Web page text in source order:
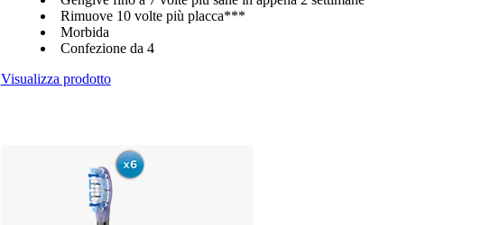
Rimuove 10 volte più placca***
Morbida
Confezione da 4
Visualizza prodotto